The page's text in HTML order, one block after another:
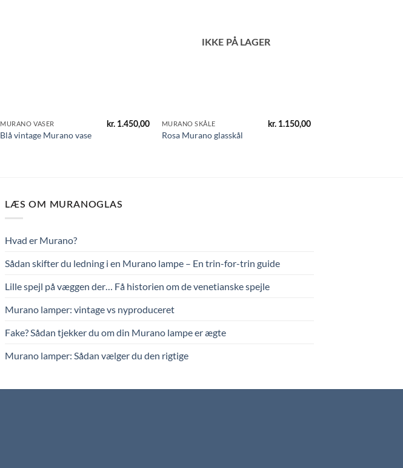
MURANO VASER
Blå vintage Murano vase
kr.1.450,00
IKKE PÅ LAGER
MURANO SKÅLE
Rosa Murano glasskål
kr. 1.150,00
LÆS OM MURANOGLAS
Hvad er Murano?
Sådan skifter du ledning i en Murano lampe – En trin-for-trin guide
Lille spejl på væggen der… Få historien om de venetianske spejle
Murano lamper: vintage vs nyproduceret
Fake? Sådan tjekker du om din Murano lampe er ægte
Murano lamper: Sådan vælger du den rigtige